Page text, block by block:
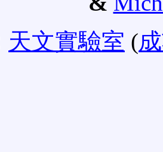
天文實驗室 (